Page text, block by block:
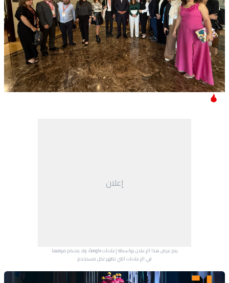
إعلان
يتم عرض هذا الإعلان بواسطة إعلانات Google، ولا يتحكم موقعنا
في الإعلانات التي تظهر لكل مستخدم.
Advertisement Section